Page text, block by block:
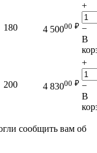
180 4 50000 ₽
+
−
В
200 4 83000 ₽
+
−
В
сообщить вам об